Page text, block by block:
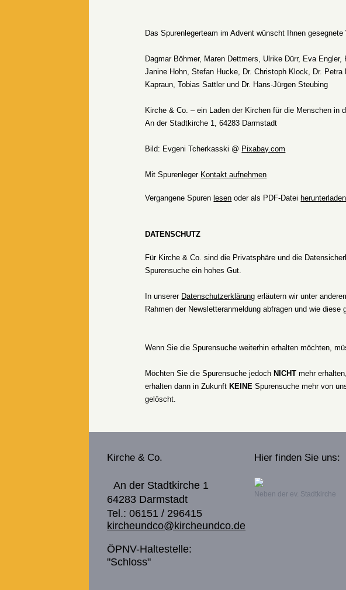
Das Spurenlegerteam im Advent wünscht Ihnen gesegnete
Dagmar Böhmer, Maren Dettmers, Ulrike Dürr, Eva
Janine Hohn, Stefan Hucke, Dr. Christoph Klock, Dr.
Kapraun, Tobias Sattler und Dr. Hans-Jürgen Steubing
Kirche & Co. – ein Laden der Kirchen für die Menschen in
An der Stadtkirche 1, 64283 Darmstadt
Bild: Evgeni Tcherkasski @ Pixabay.com
Mit Spurenleger Kontakt aufnehmen
Vergangene Spuren lesen oder als PDF-Datei herunterladen
DATENSCHUTZ
Für Kirche & Co. sind die Privatsphäre und die
Spurensuche ein hohes Gut.
In unserer Datenschutzerklärung erläutern wir unter
Rahmen der Newsletteranmeldung abfragen und wie diese
Wenn Sie die Spurensuche weiterhin erhalten möchten,
Möchten Sie die Spurensuche jedoch NICHT mehr
erhalten dann in Zukunft KEINE Spurensuche mehr von
gelöscht.
Kirche & Co.
An der Stadtkirche 1
64283 Darmstadt
Tel.: 06151 / 296415
kircheundco@kircheundco.de
ÖPNV-Haltestelle:
"Schloss"
Hier finden Sie uns:
Neben der ev. Stadtkirche